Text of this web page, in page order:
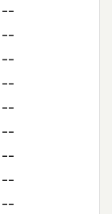
--
--
--
--
--
--
--
--
--